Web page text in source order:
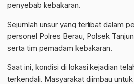
penyebab kebakaran.
Sejumlah unsur yang terlibat dalam
personel Polres Berau, Polsek
serta tim pemadam kebakaran.
Saat ini, kondisi di lokasi kejadian
terkendali. Masyarakat diimbau